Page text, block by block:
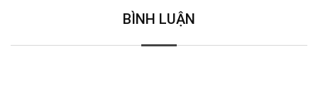
BÌNH LUẬN